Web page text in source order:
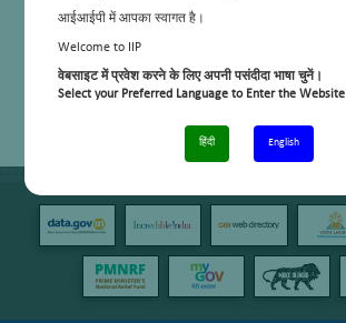
आईआईपी में आपका स्वागत है।
Welcome to IIP
वेबसाइट में प्रवेश करने के लिए अपनी पसंदीदा भाषा चुनें।
Select your Preferred Language to Enter the Website
हिंदी English